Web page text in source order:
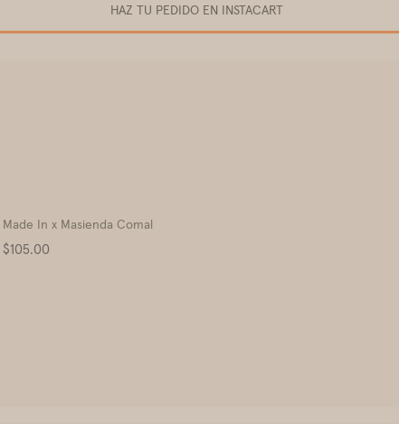
HAZ TU PEDIDO EN INSTACART
Made In x Masienda Comal
Price
$105.00